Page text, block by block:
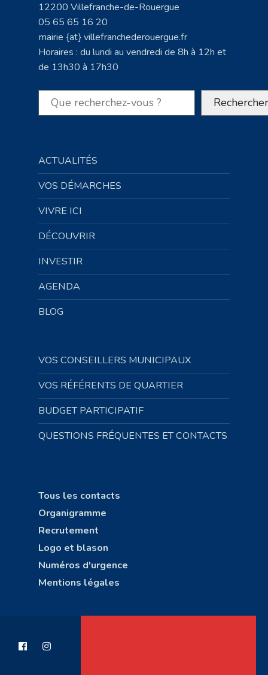
12200 Villefranche-de-Rouergue
05 65 65 16 20
mairie {at} villefranchederouergue.fr
Horaires : du lundi au vendredi de 8h à 12h et
de 13h30 à 17h30
Rechercher Rechercher
ACTUALITÉS
VOS DÉMARCHES
VIVRE ICI
DÉCOUVRIR
INVESTIR
AGENDA
BLOG
VOS CONSEILLERS MUNICIPAUX
VOS RÉFÉRENTS DE QUARTIER
BUDGET PARTICIPATIF
QUESTIONS FRÉQUENTES ET CONTACTS
Tous les contacts
Organigramme
Recrutement
Logo et blason
Numéros d'urgence
Mentions légales